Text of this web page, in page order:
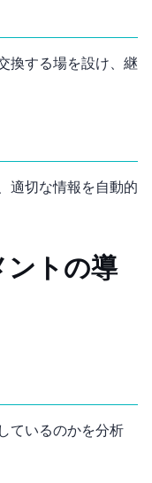
換する場を設け、継
適切な情報を自動的
ントの導
ているのかを分析